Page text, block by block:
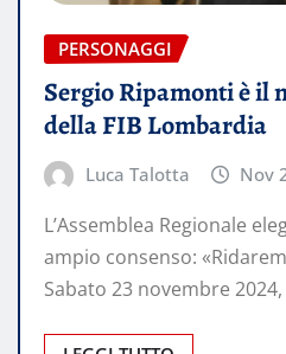
PERSONAGGI
Sergio Ripamonti è il
della FIB Lombardia
Luca Talotta Nov
L’Assemblea Regionale
ampio consenso:
Sabato 23 novembre